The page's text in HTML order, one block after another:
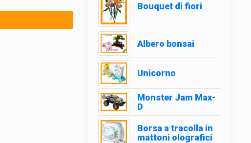
Bouquet di fiori
Albero bonsai
Unicorno
Monster Jam Max-
D
Borsa a tracolla in
mattoni olografici